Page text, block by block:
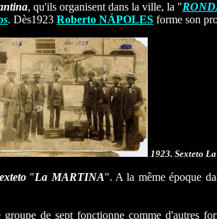
, qu'ils organisent dans la ville, la "
. Dès1923 Roberto NÁPOLES forme son
1923. Sexteto
"La MARTINA". A la même époque
groupe de sept fonctionne comme d'autres